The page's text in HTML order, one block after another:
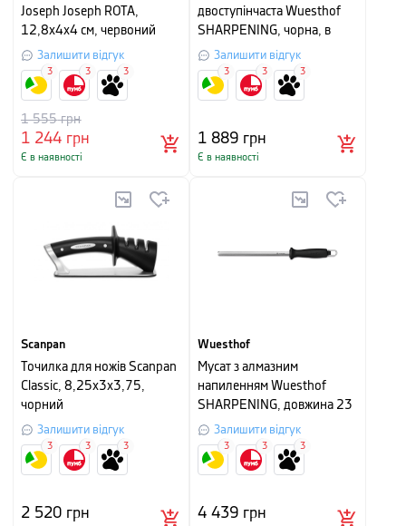
Joseph Joseph ROTA,
12,8x4x4 см, червоний
Залишити відгук
1 244 грн
1 555грн
Є в наявності
3 3 3
двоступінчаста Wuesthof
SHARPENING, чорна, в
картонній упаковці
Залишити відгук
1 889 грн
Є в наявності
3 3 3
Scanpan
Точилка для ножів Scanpan
Classic, 8,25x3x3,75,
чорний
Залишити відгук
2 520 грн
3 3 3
Wuesthof
Мусат з алмазним
напиленням Wuesthof
SHARPENING, довжина 23
см, чорний із сріблястим
Залишити відгук
4 439 грн
3 3 3